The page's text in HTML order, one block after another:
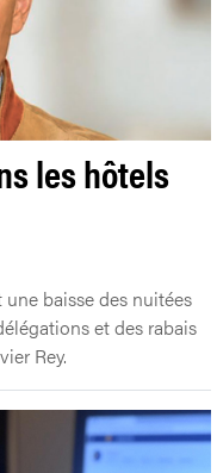
les hôtels
baisse des nuitées
et des rabais
Rey.